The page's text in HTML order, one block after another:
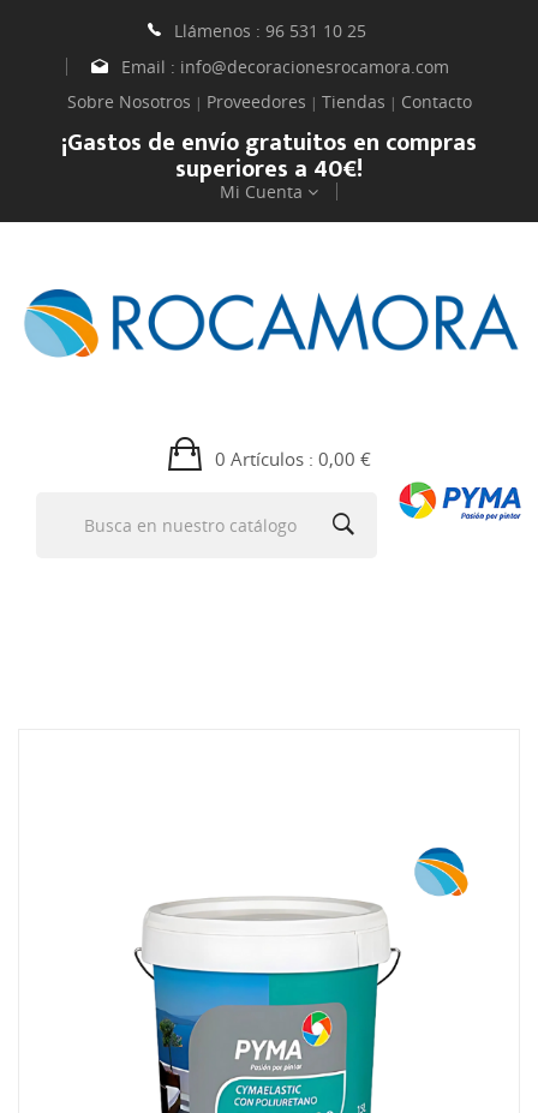
Llámenos : 96 531 10 25
Email : info@decoracionesrocamora.com
Sobre Nosotros | Proveedores | Tiendas | Contacto
¡Gastos de envío gratuitos en compras
superiores a 40€!
Mi Cuenta
0 Artículos: 0,00 €